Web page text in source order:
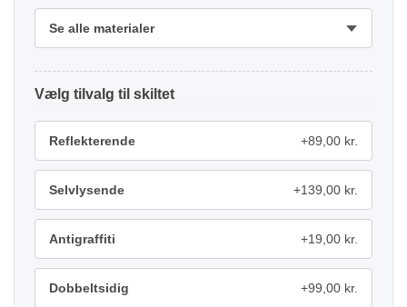
Se alle materialer
tilvalg
Reflekterende +89,00 kr.
Selvlysende +139,00 kr.
Antigraffiti +19,00 kr.
Dobbeltsidig +99,00 kr.